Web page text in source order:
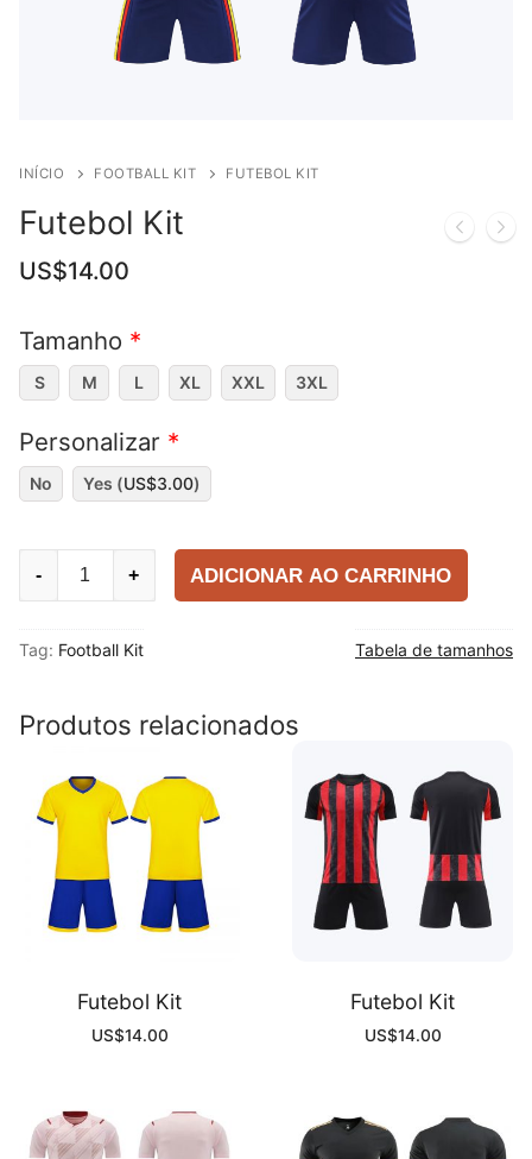
INÍCIO FOOTBALL KIT FUTEBOL KIT
Futebol Kit
US$14.00
Tamanho *
S M L XL XXL 3XL
Personalizar *
No Yes (US$3.00)
Futebol
- + ADICIONAR AO CARRINHO
Tag: Football Kit Tabela de tamanhos
Produtos relacionados
Futebol Kit
US$14.00
Futebol Kit
US$14.00